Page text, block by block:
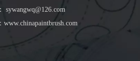
： sywangwq@126.com
www.chinapaintbrush.com